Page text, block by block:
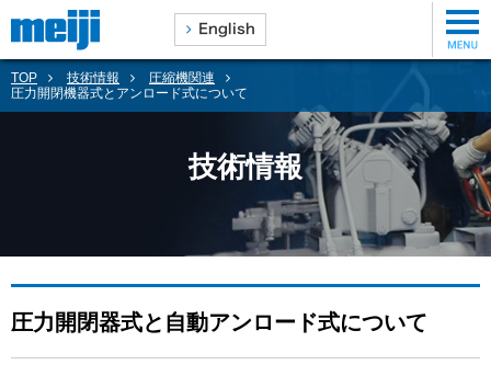
TOP 技術情報
圧縮機関連
圧力開閉機器式とアンロード式について
技術情報
圧力開閉器式と自動アンロード式について